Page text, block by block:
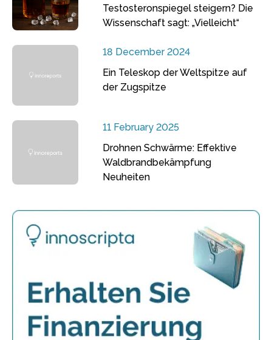
Testosteronspiegel steigern? Die
Wissenschaft sagt: „Vielleicht“
18 December 2024
Ein Teleskop der Weltspitze auf
der Zugspitze
11 February 2025
Drohnen Schwärme: Effektive
Waldbrandbekämpfung
Neuheiten